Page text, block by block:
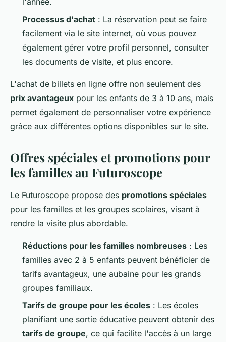
Processus d'achat : La réservation peut se faire
facilement via le site internet, où vous pouvez
également gérer votre profil personnel, consulter
les documents de visite, et plus encore.
L'achat de billets en ligne offre non seulement des
prix avantageux pour les enfants de 3 à 10 ans, mais
permet également de personnaliser votre expérience
grâce aux différentes options disponibles sur le site.
Offres spéciales et promotions pour
les familles au Futuroscope
Le Futuroscope propose des promotions spéciales
pour les familles et les groupes scolaires, visant à
rendre la visite plus abordable.
Réductions pour les familles nombreuses : Les
familles avec 2 à 5 enfants peuvent bénéficier de
tarifs avantageux, une aubaine pour les grands
groupes familiaux.
Tarifs de groupe pour les écoles : Les écoles
planifiant une sortie éducative peuvent obtenir des
tarifs de groupe, ce qui facilite l'accès à un large